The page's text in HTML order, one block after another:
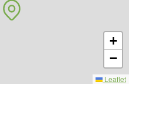
+
−
Leaflet